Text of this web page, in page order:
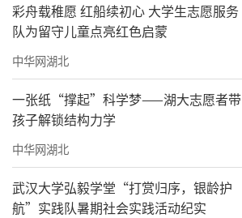
彩舟载稚愿 红船续初心 大学生志愿服务
队为留守儿童点亮红色启蒙
中华网湖北
一张纸“撑起”科学梦——湖大志愿者带
孩子解锁结构力学
中华网湖北
武汉大学弘毅学堂“打赏归序，银龄护
航”实践队暑期社会实践活动纪实